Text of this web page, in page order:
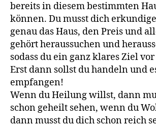
bereits in diesem bestimmten
können. Du musst dich
genau das Haus, den Preis und
gehört heraussuchen und
sodass du ein ganz klares Ziel
Erst dann sollst du handeln und
empfangen!
Wenn du Heilung willst, dann
schon geheilt sehen, wenn du
dann musst du dich schon reich